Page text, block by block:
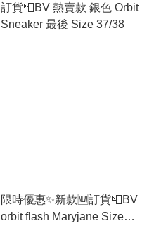
訂貨📮BV 熱賣款 銀色 Orbit
Sneaker 最後 Size 37/38
限時優惠✨新款🆕訂貨📮BV
orbit flash Maryjane Size